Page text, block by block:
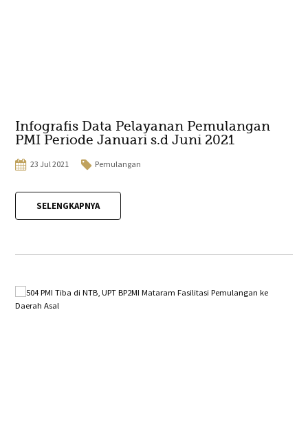
Infografis Data Pelayanan Pemulangan
PMI Periode Januari s.d Juni 2021
23 Jul 2021 Pemulangan
SELENGKAPNYA